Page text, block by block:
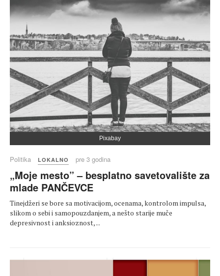
Pixabay
Politika LOKALNO pre 3 godina
„Moje mesto” – besplatno savetovalište za
mlade PANČEVCE
Tinejdžeri se bore sa motivacijom, ocenama, kontrolom impulsa,
slikom o sebi i samopouzdanjem, a nešto starije muče
depresivnost i anksioznost, ...